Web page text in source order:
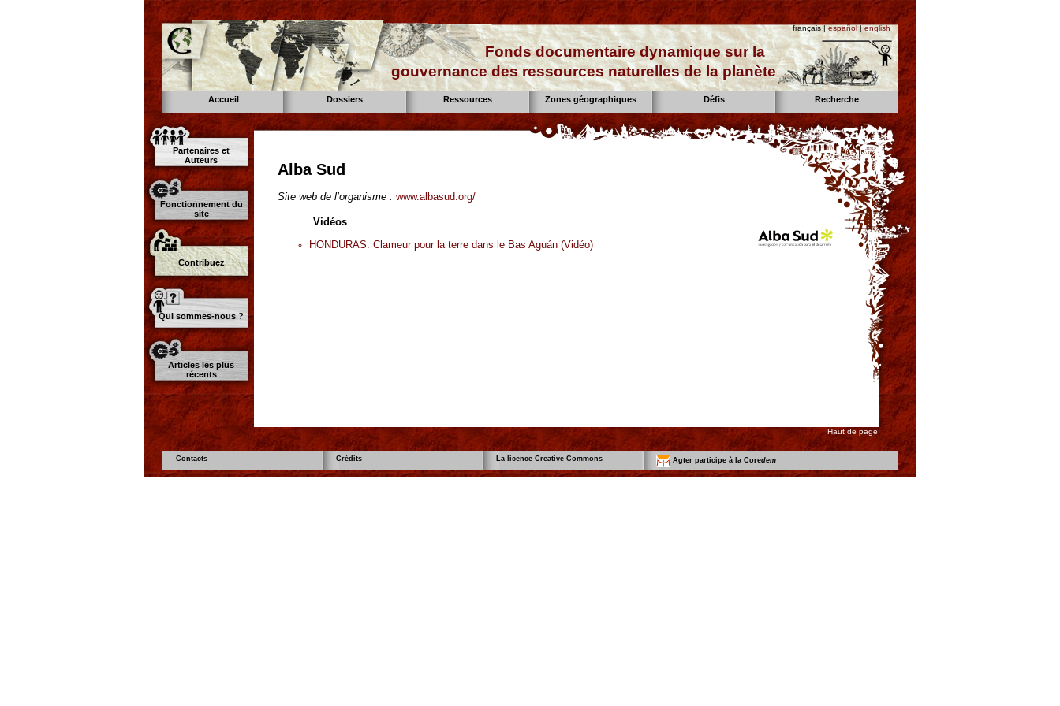
français |español|english
Fonds documentaire dynamique sur la
gouvernance des ressources naturelles de la planète
Accueil Dossiers Ressources Zones géographiques Défis Recherche
Partenaires et
Auteurs
Fonctionnement du
site
Contribuez
Qui sommes-nous ?
Articles les plus
récents
Alba Sud
Site web de l’organisme : www.albasud.org/
Vidéos
HONDURAS. Clameur pour la terre dans le Bas Aguán (Vidéo)
Haut de page
Contacts Crédits La licence Creative Commons Agter participe à la Coredem